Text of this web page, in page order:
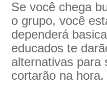
Se você chega
o grupo, você
dependerá
educados te
alternativas para
cortarão na hora.